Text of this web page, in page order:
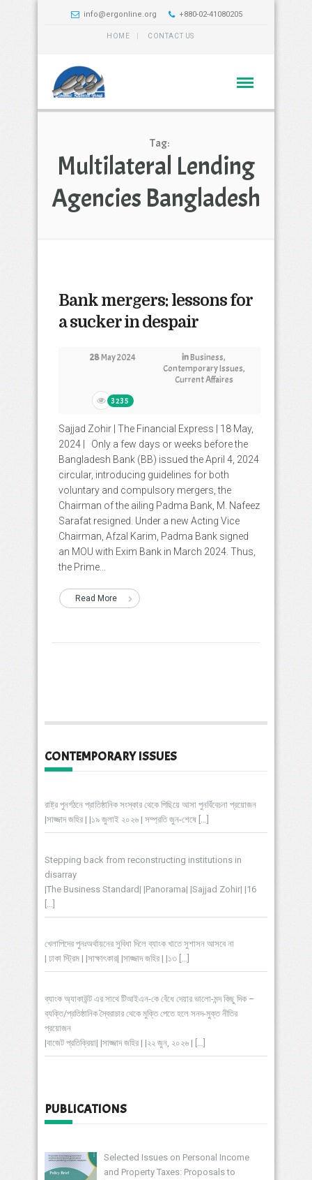
info@ergonline.org +880-02-41080205
HOME CONTACT US
Tag:
Multilateral Lending
Agencies Bangladesh
Bank mergers: lessons for
a sucker in despair
28May 2024 inBusiness,
Contemporary Issues,
Current Affaires
3235
Sajjad Zohir | The Financial Express | 18 May,
2024 | Only a few days or weeks before the
Bangladesh Bank (BB) issued the April 4, 2024
circular, introducing guidelines for both
voluntary and compulsory mergers, the
Chairman of the ailing Padma Bank, M. Nafeez
Sarafat resigned. Under a new Acting Vice
Chairman, Afzal Karim, Padma Bank signed
an MOU with Exim Bank in March 2024. Thus,
the Prime...
Read More
CONTEMPORARY ISSUES
রাষ্ট্র পুনর্গঠনে প্রাতিষ্ঠানিক সংস্কার থেকে পিছিয়ে আসা পুনর্বিবেচনা প্রয়োজন
|সাজ্জাদ জহির | |১৯ জুলাই ২০২৬ | সম্প্রতি জুন-শেষে […]
Stepping back from reconstructing institutions in
disarray
|The Business Standard| |Panorama| |Sajjad Zohir| |16
[…]
খেলাপিদের পুনঃঅর্থায়নের সুবিধা দিলে ব্যাংক খাতে সুশাসন আসবে না
| ঢাকা স্ট্রিম | |সাক্ষাৎকার| |সাজ্জাদ জহির | |১৩ […]
ব্যাংক অ্যাকাউন্ট এর সাথে টিআইএন-কে বেঁধে দেয়ার ভালো-মন্দ কিছু দিক –
ব্যক্তি/প্রতিষ্ঠানিক স্বৈরাচার থেকে মুক্তি পেতে হলে সনদ-মুক্ত নীতির
প্রয়োজন
|বাজেট প্রতিক্রিয়া| |সাজ্জাদ জহির | |২২ জুন, ২০২৬ | […]
PUBLICATIONS
Selected Issues on Personal Income
and Property Taxes: Proposals to